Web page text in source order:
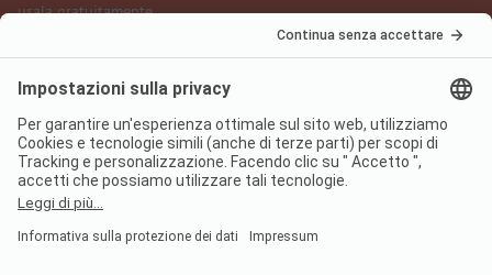
usala gratuitamente
Informazione legale
Protezione dati
Condizioni d'uso
Regolamento sui servizi digitali